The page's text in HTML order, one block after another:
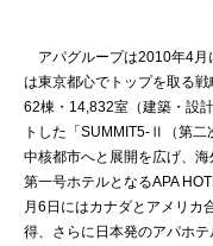
アパグループは2010年4月
は東京都心でトップを取る
62棟・14,832室（建築・設
トした「SUMMIT5-Ⅱ（第二
中核都市へと展開を広げ、
第一号ホテルとなるAPA
月6日にはカナダとアメリカ
得、さらに日本発のアパホ